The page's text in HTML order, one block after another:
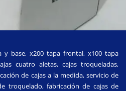
y base, x200 tapa frontal, x100 tapa
cuatro aletas, cajas troqueladas,
de cajas a la medida, servicio de
troquelado, fabricación de cajas de